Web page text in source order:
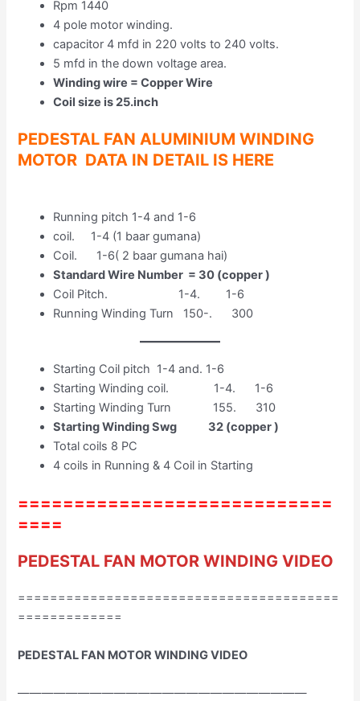
Rpm 1440
4 pole motor winding.
capacitor 4 mfd in 220 volts to 240 volts.
5 mfd in the down voltage area.
Winding wire = Copper Wire
Coil size is 25.inch
PEDESTAL FAN ALUMINIUM WINDING
MOTOR DATA IN DETAIL IS HERE
Running pitch 1-4 and 1-6
coil. 1-4 (1 baar gumana)
Coil. 1-6( 2 baar gumana hai)
Standard Wire Number = 30 (copper )
Coil Pitch. 1-4. 1-6
Running Winding Turn 150-. 300
Starting Coil pitch 1-4 and. 1-6
Starting Winding coil. 1-4. 1-6
Starting Winding Turn 155. 310
Starting Winding Swg 32 (copper )
Total coils 8 PC
4 coils in Running & 4 Coil in Starting
============================
====
PEDESTAL FAN MOTOR WINDING VIDEO
========================================
=============
PEDESTAL FAN MOTOR WINDING VIDEO
————————————————————————